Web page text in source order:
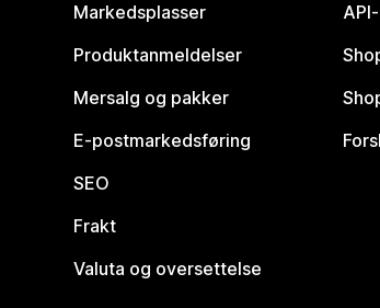
Markedsplasser
Produktanmeldelser
Mersalg og pakker
E-postmarkedsføring
SEO
Frakt
Valuta og oversettelse